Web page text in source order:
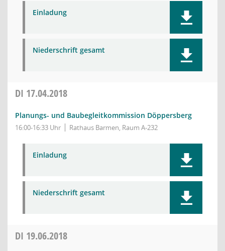
Einladung
Niederschrift gesamt
DI 17.04.2018
Planungs- und Baubegleitkommission Döppersberg
16:00-16:33 Uhr Rathaus Barmen, Raum A-232
Einladung
Niederschrift gesamt
DI 19.06.2018